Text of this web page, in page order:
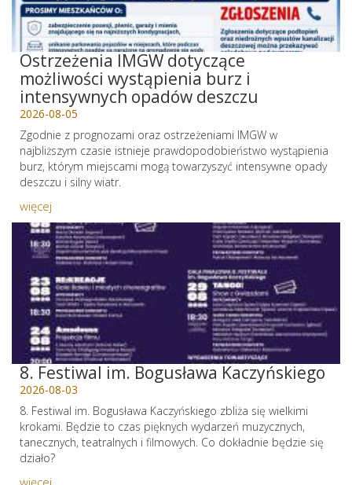
Ostrzeżenia IMGW dotyczące
możliwości wystąpienia burz i
intensywnych opadów deszczu
2026-08-05
Zgodnie z prognozami oraz ostrzeżeniami IMGW w
najbliższym czasie istnieje prawdopodobieństwo wystąpienia
burz, którym miejscami mogą towarzyszyć intensywne opady
deszczu i silny wiatr.
więcej
8. Festiwal im. Bogusława Kaczyńskiego
2026-08-03
8. Festiwal im. Bogusława Kaczyńskiego zbliża się wielkimi
krokami. Będzie to czas pięknych wydarzeń muzycznych,
tanecznych, teatralnych i filmowych. Co dokładnie będzie się
działo?
więcej